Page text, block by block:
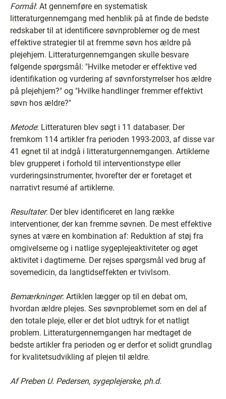
Formål: At gennemføre en systematisk
litteraturgennemgang med henblik på at finde de bedste
redskaber til at identificere søvnproblemer og de mest
effektive strategier til at fremme søvn hos ældre på
plejehjem. Litteraturgennemgangen skulle besvare
følgende spørgsmål: "Hvilke metoder er effektive ved
identifikation og vurdering af søvnforstyrrelser hos ældre
på plejehjem?" og "Hvilke handlinger fremmer effektivt
søvn hos ældre?"
Metode: Litteraturen blev søgt i 11 databaser. Der
fremkom 114 artikler fra perioden 1993-2003, af disse var
41 egnet til at indgå i litteraturgennemgangen. Artiklerne
blev grupperet i forhold til interventionstype eller
vurderingsinstrumenter, hvorefter der er foretaget et
narrativt resumé af artiklerne.
Resultater: Der blev identificeret en lang række
interventioner, der kan fremme søvnen. De mest effektive
synes at være en kombination af: Reduktion af støj fra
omgivelserne og i natlige sygeplejeaktiviteter og øget
aktivitet i dagtimerne. Der rejses spørgsmål ved brug af
sovemedicin, da langtidseffekten er tvivlsom.
Bemærkninger: Artiklen lægger op til en debat om,
hvordan ældre plejes. Ses søvnproblemet som en del af
den totale pleje, eller er det blot udtryk for et natligt
problem. Litteraturgennemgangen har medtaget de
bedste artikler fra perioden og er derfor et solidt grundlag
for kvalitetsudvikling af plejen til ældre.
Af Preben U. Pedersen, sygeplejerske, ph.d.